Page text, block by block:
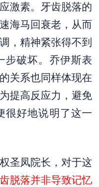
激素。牙齿脱落的
海马回衰老，从而
，精神紧张得不到
步破坏。乔伊斯表
关系也同样体现在
提高反应力，避免
很好地说明了这一
圣凤院长，对于这
脱落并非导致记忆